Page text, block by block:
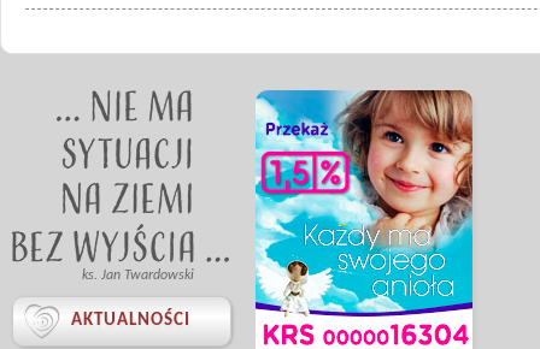
ks. Jan Twardowski
 AKTUALNOŚCI